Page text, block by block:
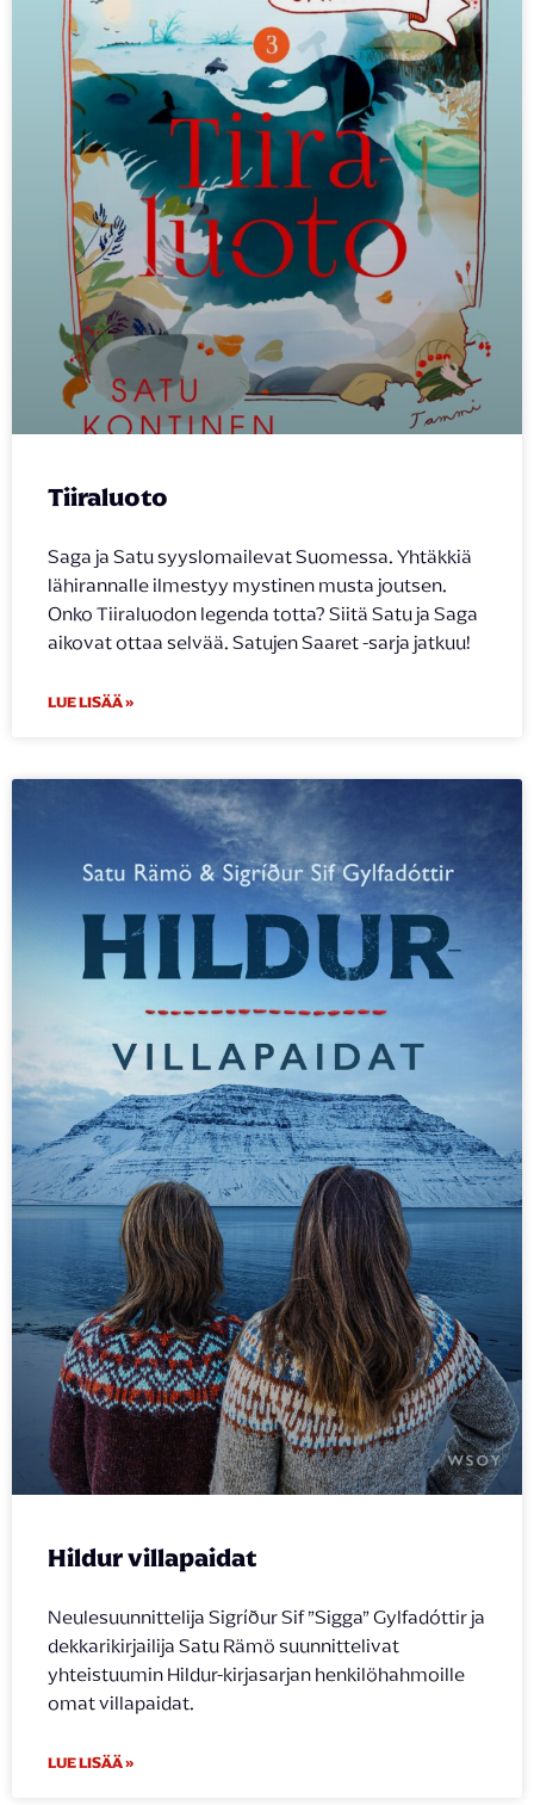
Tiiraluoto
Saga ja Satu syyslomailevat Suomessa. Yhtäkkiä
lähirannalle ilmestyy mystinen musta joutsen.
Onko Tiiraluodon legenda totta? Siitä Satu ja Saga
aikovat ottaa selvää. Satujen Saaret -sarja jatkuu!
LUE LISÄÄ »
Hildur villapaidat
Neulesuunnittelija Sigríður Sif ”Sigga” Gylfadóttir ja
dekkarikirjailija Satu Rämö suunnittelivat
yhteistuumin Hildur-kirjasarjan henkilöhahmoille
omat villapaidat.
LUE LISÄÄ »